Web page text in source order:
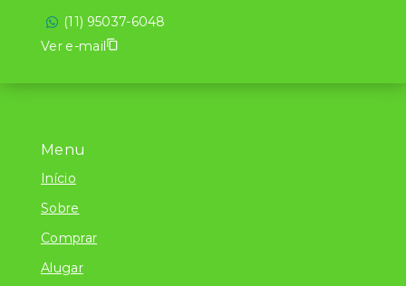
Menu
Início
Sobre
Comprar
Alugar
(11) 95037-6048
Ver e-mail